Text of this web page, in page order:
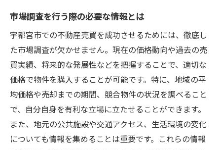
市場調査を行う際の必要な情報とは
宇都宮市での不動産売買を成功させるためには、徹底し
た市場調査が欠かせません。現在の価格動向や過去の売
買実績、将来的な発展性などを把握することで、適切な
価格で物件を購入することが可能です。特に、地域の平
均価格や売却までの期間、競合物件の状況を調べること
で、自分自身を有利な立場に立たせることができます。
また、地元の公共施設や交通アクセス、生活環境の変化
についても情報を集めることは重要です。これらの情報